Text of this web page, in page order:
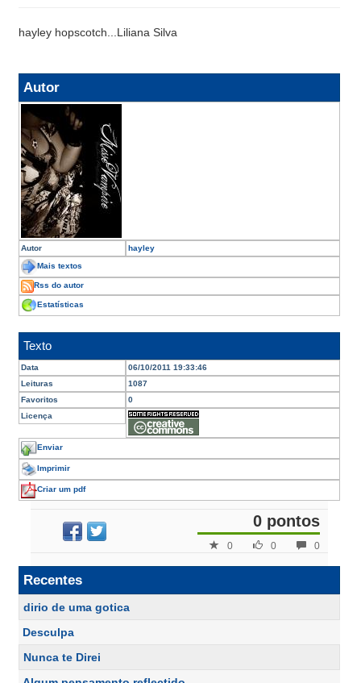
hayley hopscotch...Liliana Silva
Autor
Autor hayley
Mais textos
Rss do autor
Estatísticas
Texto
Data
06/10/2011 19:33:46
Leituras
1087
Favoritos
0
Licença
Enviar
Imprimir
Criar um pdf
0 pontos
0
0
0
Recentes
dirio de uma gotica
Desculpa
Nunca te Direi